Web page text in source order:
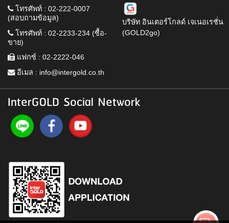
โทรศัพท์ : 02-222-0007
(สอบถามข้อมูล)
โทรศัพท์ : 02-2233-234 (ซื้อ-
ขาย)
แฟกซ์ : 02-2222-046
อีเมล : info@intergold.co.th
บริษัท อินเตอร์โกลด์ เจเนอเรชั่น
(GOLD2go)
InterGOLD Social Network